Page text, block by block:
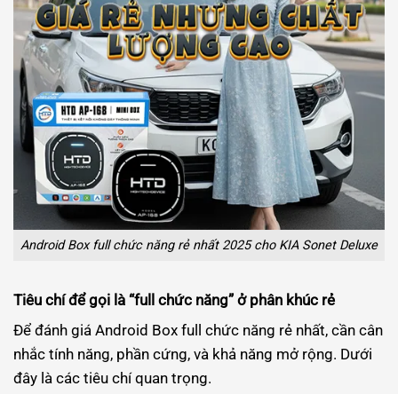
Android Box full chức năng rẻ nhất 2025 cho KIA Sonet Deluxe
Tiêu chí để gọi là “full chức năng” ở phân khúc rẻ
Để đánh giá Android Box full chức năng rẻ nhất, cần cân
nhắc tính năng, phần cứng, và khả năng mở rộng. Dưới
đây là các tiêu chí quan trọng.